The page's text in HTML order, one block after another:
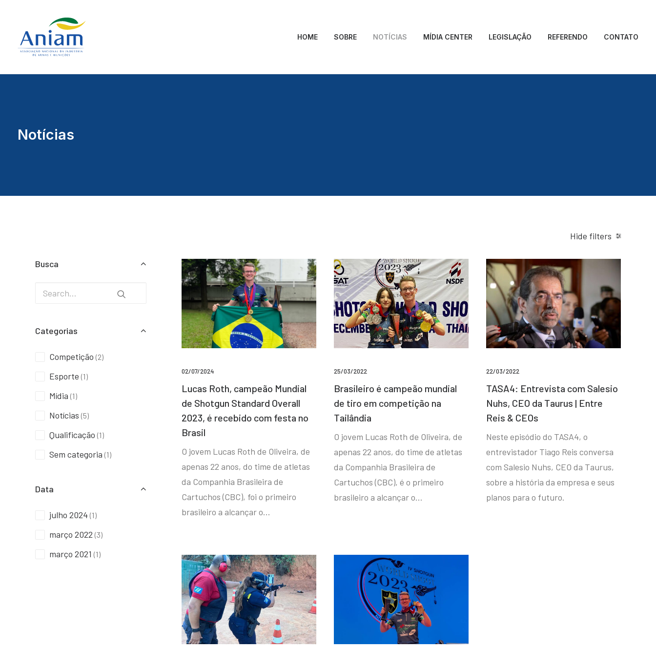
HOME SOBRE NOTÍCIAS MÍDIA CENTER LEGISLAÇÃO REFERENDO CONTATO
Notícias
Hide filters
Busca
Categorias
Competição (2)
Esporte (1)
Mídia (1)
Notícias (5)
Qualificação (1)
Sem categoria (1)
Data
julho 2024 (1)
março 2022 (3)
março 2021 (1)
02/07/2024
Lucas Roth, campeão Mundial
de Shotgun Standard Overall
2023, é recebido com festa no
Brasil
O jovem Lucas Roth de Oliveira, de
apenas 22 anos, do time de atletas
da Companhia Brasileira de
Cartuchos (CBC), foi o primeiro
brasileiro a alcançar o…
25/03/2022
Brasileiro é campeão mundial
de tiro em competição na
Tailândia
O jovem Lucas Roth de Oliveira, de
apenas 22 anos, do time de atletas
da Companhia Brasileira de
Cartuchos (CBC), é o primeiro
brasileiro a alcançar o…
22/03/2022
TASA4: Entrevista com Salesio
Nuhs, CEO da Taurus | Entre
Reis & CEOs
Neste episódio do TASA4, o
entrevistador Tiago Reis conversa
com Salesio Nuhs, CEO da Taurus,
sobre a história da empresa e seus
planos para o futuro.